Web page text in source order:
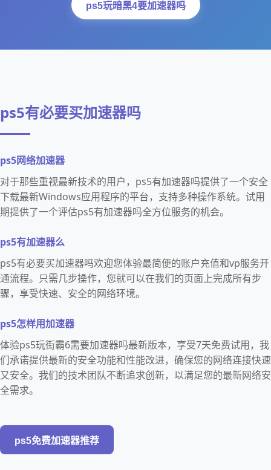
ps5玩暗黑4要加速器吗
ps5有必要买加速器吗
ps5网络加速器
对于那些重视最新技术的用户，ps5有加速器吗提供了一个安全
下载最新Windows应用程序的平台，支持多种操作系统。试用
期提供了一个评估ps5有加速器吗全方位服务的机会。
ps5有加速器么
ps5有必要买加速器吗欢迎您体验最简便的账户充值和vp服务开
通流程。只需几步操作，您就可以在我们的页面上完成所有步
骤，享受快速、安全的网络环境。
ps5怎样用加速器
体验ps5玩街霸6需要加速器吗最新版本，享受7天免费试用，我
们承诺提供最新的安全功能和性能改进，确保您的网络连接快速
又安全。我们的技术团队不断追求创新，以满足您的最新网络安
全需求。
ps5免费加速器推荐